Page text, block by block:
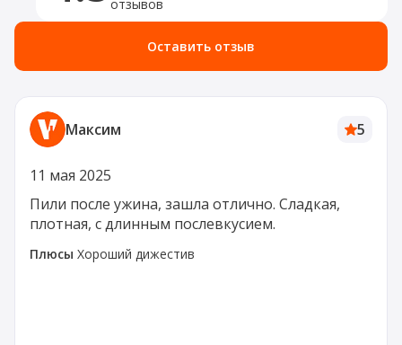
отзывов
Оставить отзыв
Максим 5
11 мая 2025
Пили после ужина, зашла отлично. Сладкая,
плотная, с длинным послевкусием.
Плюсы Хороший дижестив